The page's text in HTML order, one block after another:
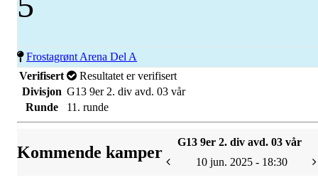
Frostagrønt Arena Del A
Verifisert
Resultatet er verifisert
Divisjon G13 9er 2. div avd. 03 vår
Runde
11. runde
Kommende kamper
G13 9er 2. div avd. 03 vår
10 jun. 2025 - 18:30